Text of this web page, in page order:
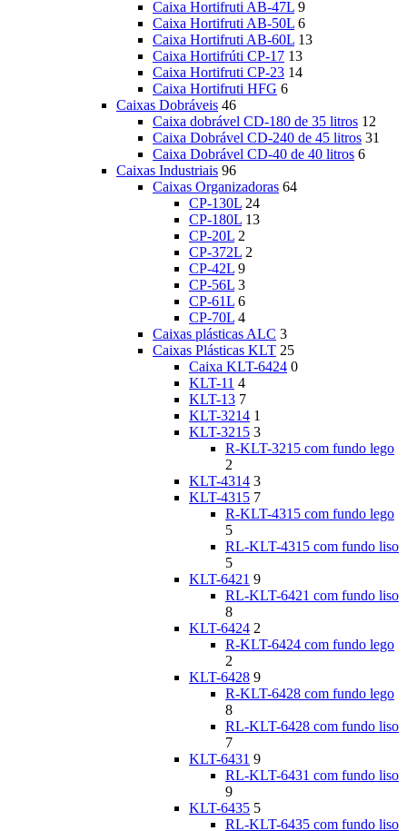
Caixa Hortifruti AB-47L 9
Caixa Hortifruti AB-50L 6
Caixa Hortifruti AB-60L 13
Caixa Hortifrúti CP-17 13
Caixa Hortifruti CP-23 14
Caixa Hortifruti HFG 6
Caixas Dobráveis 46
Caixa dobrável CD-180 de 35 litros 12
Caixa Dobrável CD-240 de 45 litros 31
Caixa Dobrável CD-40 de 40 litros 6
Caixas Industriais 96
Caixas Organizadoras 64
CP-130L 24
CP-180L 13
CP-20L 2
CP-372L 2
CP-42L 9
CP-56L 3
CP-61L 6
CP-70L 4
Caixas plásticas ALC 3
Caixas Plásticas KLT 25
Caixa KLT-6424 0
KLT-11 4
KLT-13 7
KLT-3214 1
KLT-3215 3
R-KLT-3215 com fundo lego
2
KLT-4314 3
KLT-4315 7
R-KLT-4315 com fundo lego
5
RL-KLT-4315 com fundo liso
5
KLT-6421 9
RL-KLT-6421 com fundo liso
8
KLT-6424 2
R-KLT-6424 com fundo lego
2
KLT-6428 9
R-KLT-6428 com fundo lego
8
RL-KLT-6428 com fundo liso
7
KLT-6431 9
RL-KLT-6431 com fundo liso
9
KLT-6435 5
RL-KLT-6435 com fundo liso